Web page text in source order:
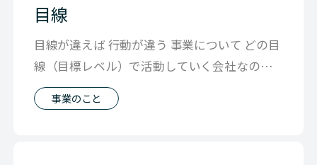
目線
目線が違えば 行動が違う 事業について どの目
線（目標レベル）で活動していく会社なのか
この点の理解が曖昧なままに入社す
事業のこと